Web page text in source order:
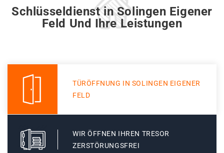
Schlüsseldienst in Solingen Eigener
Feld Und Ihre Leistungen
TÜRÖFFNUNG IN SOLINGEN EIGENER
FELD
WIR ÖFFNEN IHREN TRESOR
ZERSTÖRUNGSFREI